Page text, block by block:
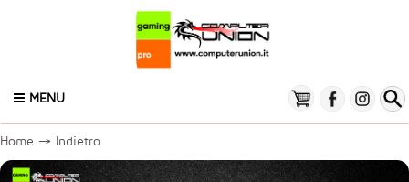
MENU
Home → Indietro